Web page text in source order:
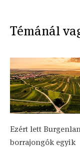
Témánál
Ezért lett
borrajongók egyik